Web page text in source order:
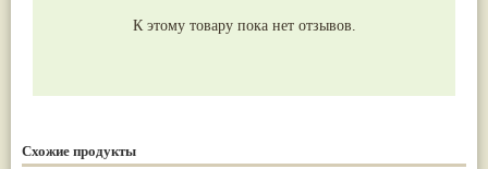
К этому товару пока нет отзывов.
Схожие продукты